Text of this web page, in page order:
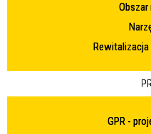
Rewitalizacja
GPR -